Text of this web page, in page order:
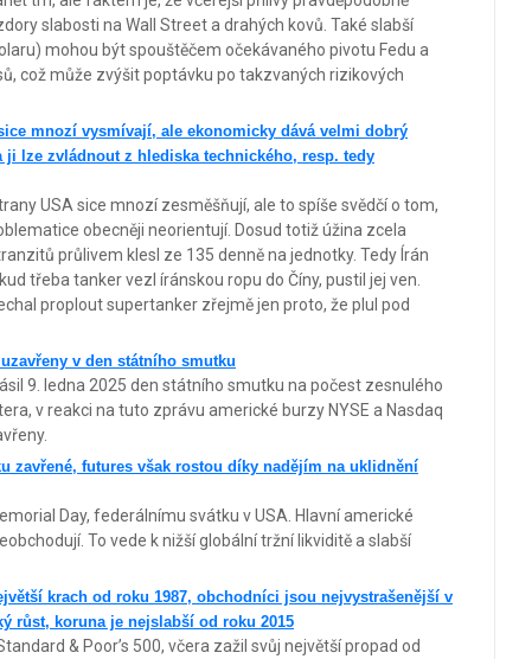
slabosti na Wall Street a drahých kovů. Také slabší
mohou být spouštěčem očekávaného pivotu Fedu a
což může zvýšit poptávku po takzvaných rizikových
mnozí vysmívají, ale ekonomicky dává velmi dobrý
ji lze zvládnout z hlediska technického, resp. tedy
USA sice mnozí zesměšňují, ale to spíše svědčí o tom,
obecněji neorientují. Dosud totiž úžina zcela
průlivem klesl ze 135 denně na jednotky. Tedy Írán
třeba tanker vezl íránskou ropu do Číny, pustil jej ven.
proplout supertanker zřejmě jen proto, že plul pod
v den státního smutku
9. ledna 2025 den státního smutku na počest zesnulého
v reakci na tuto zprávu americké burzy NYSE a Nasdaq
zavřené, futures však rostou díky nadějím na uklidnění
Day, federálnímu svátku v USA. Hlavní americké
To vede k nižší globální tržní likviditě a slabší
krach od roku 1987, obchodníci jsou nejvystrašenější v
růst, koruna je nejslabší od roku 2015
& Poor’s 500, včera zažil svůj největší propad od